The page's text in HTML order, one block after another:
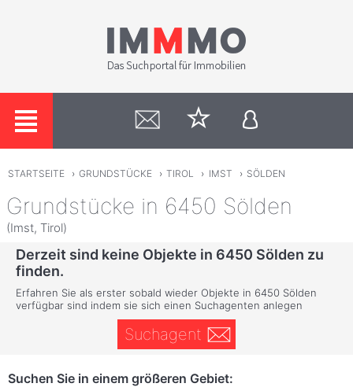
STARTSEITE › GRUNDSTÜCKE › TIROL › IMST › SÖLDEN
Grundstücke in 6450 Sölden
(Imst, Tirol)
Derzeit sind keine Objekte in 6450 Sölden zu
finden.
Erfahren Sie als erster sobald wieder Objekte in 6450 Sölden
verfügbar sind indem sie sich einen Suchagenten anlegen
Suchagent
Suchen Sie in einem größeren Gebiet: